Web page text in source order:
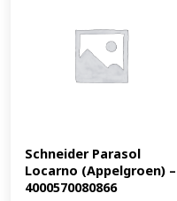
Schneider Parasol
Locarno (Appelgroen) –
4000570080866